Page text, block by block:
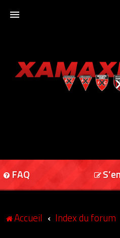
XAMAXFORUM
FAQ
Accueil Index du forum